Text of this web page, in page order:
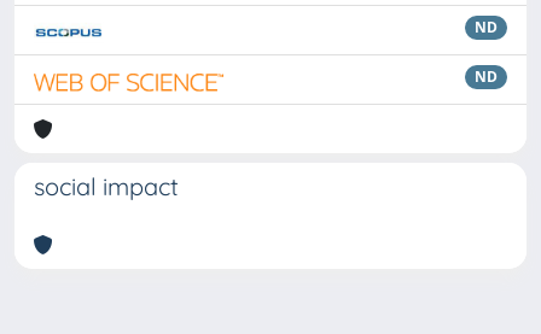
ND
ND
social impact